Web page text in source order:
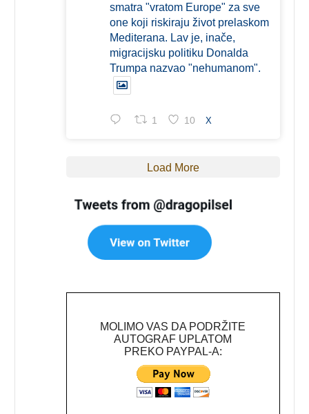
smatra "vratom Europe" za sve
one koji riskiraju život prelaskom
Mediterana. Lav je, inače,
migracijsku politiku Donalda
Trumpa nazvao "nehumanom".
1 10 X
Load More
MOLIMO VAS DA PODRŽITE
AUTOGRAF UPLATOM
PREKO PAYPAL-A: